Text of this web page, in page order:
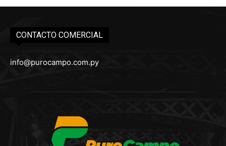
CONTACTO COMERCIAL
info@purocampo.com.py